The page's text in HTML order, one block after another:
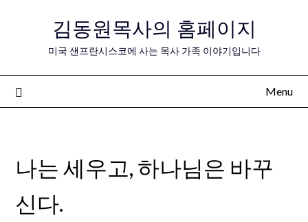
김동원목사의 홈페이지
미국 샌프란시스코에 사는 목사 가족 이야기입니다
Menu
나는 세우고, 하나님은 바꾸
신다.